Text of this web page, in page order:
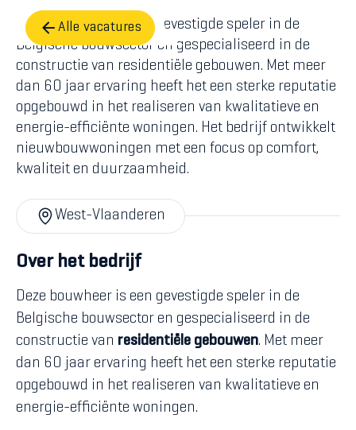
Alle vacatures
Deze bouwheer is een gevestigde speler in de
Belgische bouwsector en gespecialiseerd in de
constructie van residentiële gebouwen. Met meer
dan 60 jaar ervaring heeft het een sterke reputatie
opgebouwd in het realiseren van kwalitatieve en
energie-efficiënte woningen. Het bedrijf ontwikkelt
nieuwbouwwoningen met een focus op comfort,
kwaliteit en duurzaamheid.
West-Vlaanderen
Over het bedrijf
Deze bouwheer is een gevestigde speler in de
Belgische bouwsector en gespecialiseerd in de
constructie van residentiële gebouwen. Met meer
dan 60 jaar ervaring heeft het een sterke reputatie
opgebouwd in het realiseren van kwalitatieve en
energie-efficiënte woningen.